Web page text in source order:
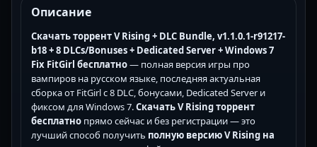
Описание
Скачать торрент V Rising + DLC Bundle, v1.1.0.1-r91217-
b18 + 8 DLCs/Bonuses + Dedicated Server + Windows 7
Fix FitGirl бесплатно— полная версия игры про
вампиров на русском языке, последняя актуальная
сборка от FitGirl с 8 DLC, бонусами, Dedicated Server и
фиксом для Windows 7.Скачать V Rising торрент
бесплатно прямо сейчас и без регистрации — это
лучший способ получить полную версию V Rising на